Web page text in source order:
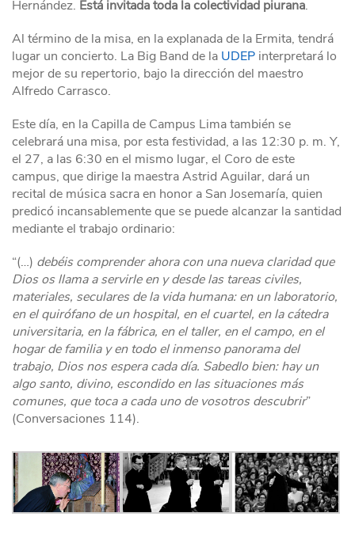
Hernández. Está invitada toda la colectividad piurana.
Al término de la misa, en la explanada de la Ermita, tendrá
lugar un concierto. La Big Band de la UDEP interpretará lo
mejor de su repertorio, bajo la dirección del maestro
Alfredo Carrasco.
Este día, en la Capilla de Campus Lima también se
celebrará una misa, por esta festividad, a las 12:30 p. m. Y,
el 27, a las 6:30 en el mismo lugar, el Coro de este
campus, que dirige la maestra Astrid Aguilar, dará un
recital de música sacra en honor a San Josemaría, quien
predicó incansablemente que se puede alcanzar la santidad
mediante el trabajo ordinario:
“(…) debéis comprender ahora con una nueva claridad que
Dios os llama a servirle en y desde las tareas civiles,
materiales, seculares de la vida humana: en un laboratorio,
en el quirófano de un hospital, en el cuartel, en la cátedra
universitaria, en la fábrica, en el taller, en el campo, en el
hogar de familia y en todo el inmenso panorama del
trabajo, Dios nos espera cada día. Sabedlo bien: hay un
algo santo, divino, escondido en las situaciones más
comunes, que toca a cada uno de vosotros descubrir”
(Conversaciones 114).